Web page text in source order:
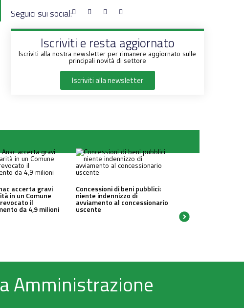
Seguici sui social:
Iscriviti e resta aggiornato
Iscriviti alla nostra newsletter per rimanere aggiornato sulle
principali novità di settore
Iscriviti alla newsletter
accerta gravi
in un Comune
il
da 4,9 milioni
Concessioni di beni pubblici:
niente indennizzo di
avviamento al concessionario
uscente
Amministrazione